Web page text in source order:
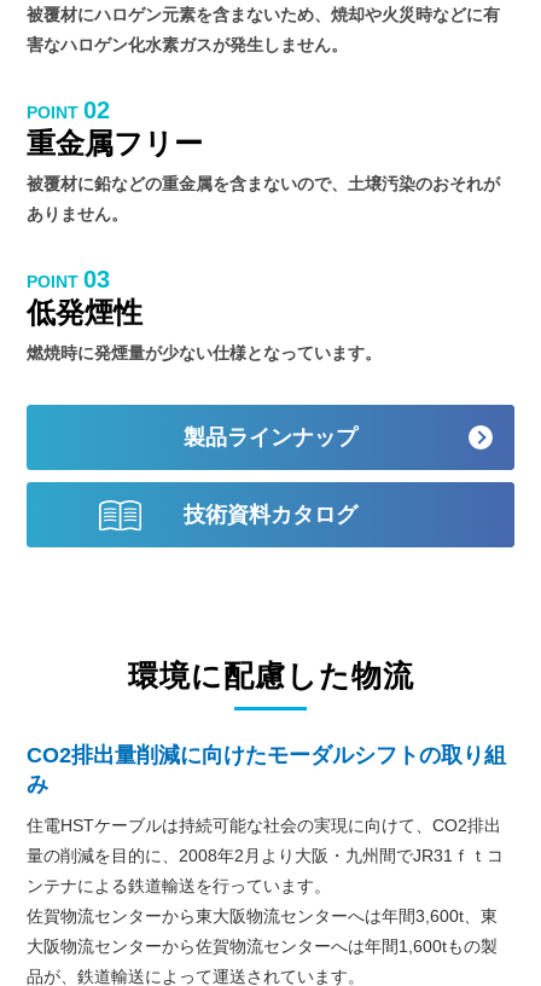
被覆材にハロゲン元素を含まないため、焼却や火災時などに有
害なハロゲン化水素ガスが発生しません。
POINT02
重金属フリー
被覆材に鉛などの重金属を含まないので、土壌汚染のおそれが
ありません。
POINT03
低発煙性
燃焼時に発煙量が少ない仕様となっています。
製品ラインナップ
技術資料カタログ
環境に配慮した物流
CO2排出量削減に向けたモーダルシフトの取り組
み
住電HSTケーブルは持続可能な社会の実現に向けて、CO2排出
量の削減を目的に、2008年2月より大阪・九州間でJR31ｆｔコ
ンテナによる鉄道輸送を行っています。
佐賀物流センターから東大阪物流センターへは年間3,600t、東
大阪物流センターから佐賀物流センターへは年間1,600tもの製
品が、鉄道輸送によって運送されています。